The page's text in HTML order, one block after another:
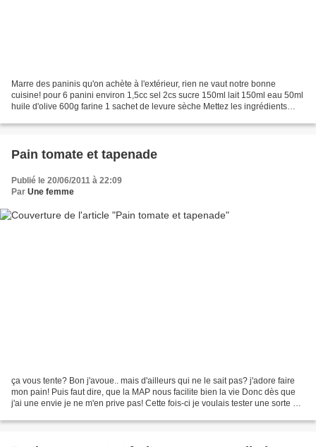
Marre des paninis qu'on achète à l'extérieur, rien ne vaut notre bonne
cuisine! pour 6 panini environ 1,5cc sel 2cs sucre 150ml lait 150ml eau 50ml
huile d'olive 600g farine 1 sachet de levure sèche Mettez les ingrédients
Pain tomate et tapenade
Publié le 20/06/2011 à 22:09
Par Une femme
ça vous tente? Bon j'avoue.. mais d'ailleurs qui ne le sait pas? j'adore faire
mon pain! Puis faut dire, que la MAP nous facilite bien la vie Donc dès que
j'ai une envie je ne m'en prive pas! Cette fois-ci je voulais tester une sorte de